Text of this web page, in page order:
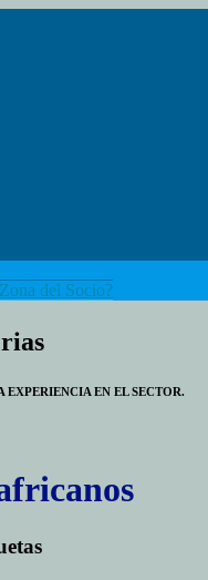
del Socio?
EXPERIENCIA EN EL SECTOR.